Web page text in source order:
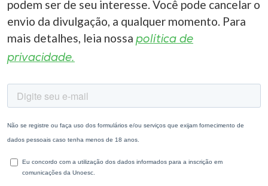
podem ser de seu interesse. Você pode cancelar o
envio da divulgação, a qualquer momento. Para
mais detalhes, leia nossa política de
privacidade.